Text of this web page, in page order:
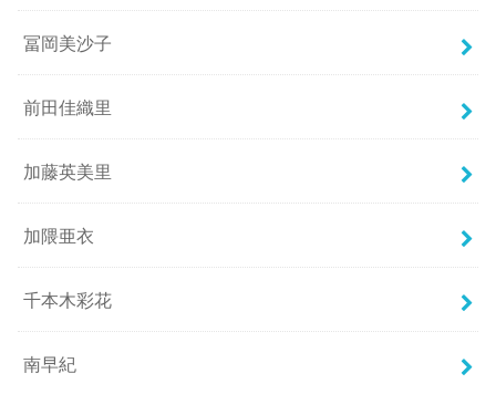
冨岡美沙子
前田佳織里
加藤英美里
加隈亜衣
千本木彩花
南早紀